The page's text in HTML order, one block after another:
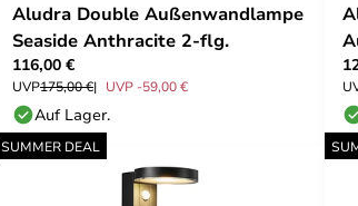
Aludra Double Außenwandlampe
Seaside Anthracite 2-flg.
116,00 €
UVP175,00 € UVP -59,00 €
Auf Lager.
SUMMER DEAL